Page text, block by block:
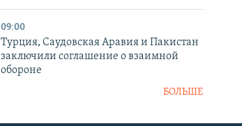
09:00
Турция, Саудовская Аравия и Пакистан
заключили соглашение о взаимной
обороне
БОЛЬШЕ